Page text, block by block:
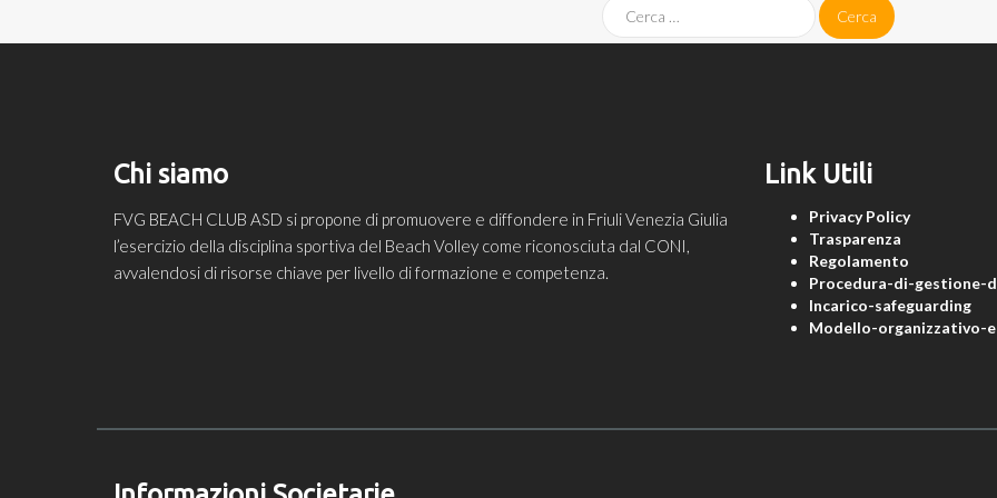
Chi siamo
FVG BEACH CLUB ASD si propone di promuovere e diffondere in Friuli Venezia Giulia
l’esercizio della disciplina sportiva del Beach Volley come riconosciuta dal CONI,
avvalendosi di risorse chiave per livello di formazione e competenza.
Link Utili
Privacy Policy
Trasparenza
Regolamento
Procedura-di-
Incarico-safeguarding
Modello-